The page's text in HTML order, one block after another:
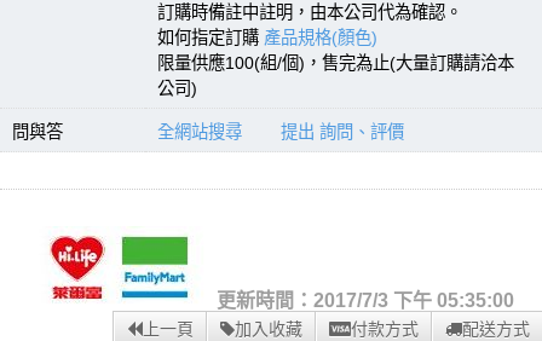
訂購時備註中註明，由本公司代為確認。
如何指定訂購 產品規格(顏色)
限量供應100(組/個)，售完為止(大量訂購請洽本
公司)
問與答 全網站搜尋 提出 詢問、評價
更新時間：2017/7/3 下午 05:35:00
上一頁 加入收藏 付款方式 配送方式